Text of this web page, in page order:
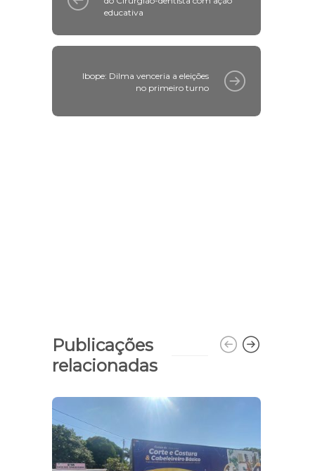
educativa
Ibope: Dilma venceria a eleições
no primeiro turno
Publicações
relacionadas